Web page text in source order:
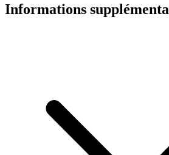
Informations